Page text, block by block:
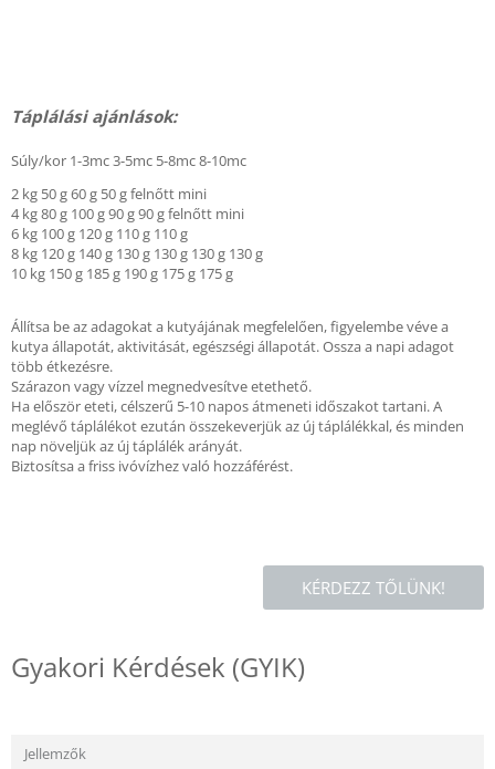
Táplálási ajánlások:
Súly/kor 1-3mc 3-5mc 5-8mc 8-10mc
2 kg 50 g 60 g 50 g felnőtt mini
4 kg 80 g 100 g 90 g 90 g felnőtt mini
6 kg 100 g 120 g 110 g 110 g
8 kg 120 g 140 g 130 g 130 g 130 g 130 g
10 kg 150 g 185 g 190 g 175 g 175 g
Állítsa be az adagokat a kutyájának megfelelően, figyelembe véve a
kutya állapotát, aktivitását, egészségi állapotát. Ossza a napi adagot
több étkezésre.
Szárazon vagy vízzel megnedvesítve etethető.
Ha először eteti, célszerű 5-10 napos átmeneti időszakot tartani. A
meglévő táplálékot ezután összekeverjük az új táplálékkal, és minden
nap növeljük az új táplálék arányát.
Biztosítsa a friss ivóvízhez való hozzáférést.
KÉRDEZZ TŐLÜNK!
Gyakori Kérdések (GYIK)
Jellemzők